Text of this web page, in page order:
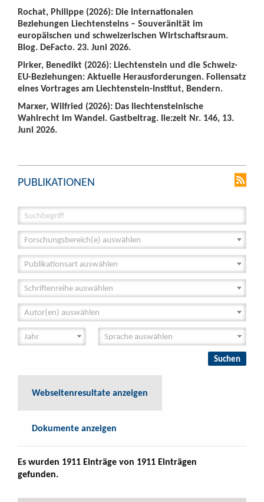
Rochat, Philippe (2026): Die internationalen
Beziehungen Liechtensteins – Souveränität im
europäischen und schweizerischen Wirtschaftsraum.
Blog. DeFacto. 23. Juni 2026.
Pirker, Benedikt (2026): Liechtenstein und die Schweiz-
EU-Beziehungen: Aktuelle Herausforderungen. Foliensatz
eines Vortrages am Liechtenstein-Institut, Bendern.
Marxer, Wilfried (2026): Das liechtensteinische
Wahlrecht im Wandel. Gastbeitrag. lie:zeit Nr. 146, 13.
Juni 2026.
PUBLIKATIONEN
Forschungsbereich(e) auswählen
Publikationsart auswählen
Schriftenreihe auswählen
Autor(en) auswählen
Webseitenresultate anzeigen
Dokumente anzeigen
Es wurden 1911 Einträge von 1911 Einträgen
gefunden.